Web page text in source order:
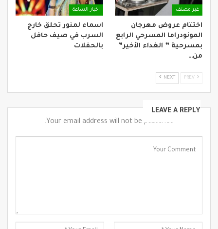
غير مصنف
اختتام عروض مهرجان
المونودراما المسرحي الرابع
بمسرحية ” الغداء الأخير”
من…
اخبار الساعة
اسماء لمنور تحلق خارج
السرب في صيف حافل
بالحفلات
NEXT
LEAVE A REPLY
Your email address will not be published.